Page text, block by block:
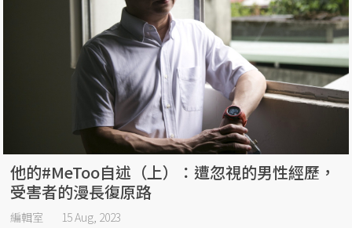
他的#MeToo自述（上）：遭忽視的男性經歷，
受害者的漫長復原路
編輯室 15 Aug, 2023